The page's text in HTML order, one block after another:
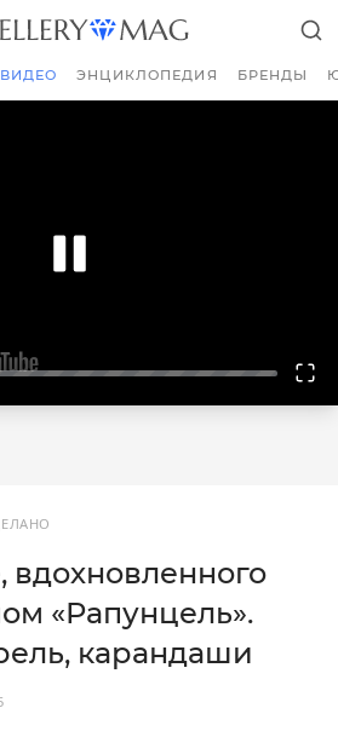
ВИДЕО ЭНЦИКЛОПЕДИЯ БРЕНДЫ
вдохновленного
«Рапунцель».
карандаши